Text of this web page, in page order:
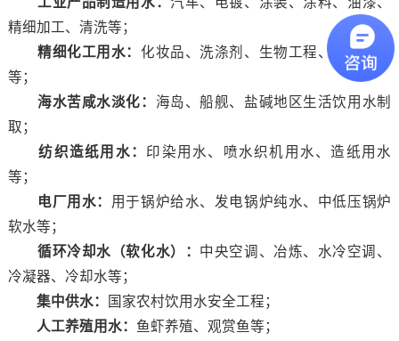
精细加工、清洗等；
精细化工用水：化妆品、洗涤剂、生物工程、基因工程
等；
海水苦咸水淡化： 海岛、船舰、盐碱地区生活饮用水制
取；
纺织造纸用水： 印染用水、喷水织机用水、造纸用水
等；
电厂用水： 用于锅炉给水、发电锅炉纯水、中低压锅炉
软水等；
循环冷却水（软化水）： 中央空调、冶炼、水冷空调、
冷凝器、冷却水等；
集中供水：
国家农村饮用水安全工程；
人工养殖用水： 鱼虾养殖、观赏鱼等；